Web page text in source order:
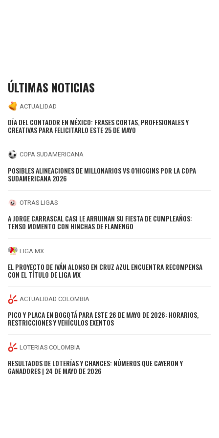
ÚLTIMAS NOTICIAS
ACTUALIDAD
DÍA DEL CONTADOR EN MÉXICO: FRASES CORTAS, PROFESIONALES Y
CREATIVAS PARA FELICITARLO ESTE 25 DE MAYO
COPA SUDAMERICANA
POSIBLES ALINEACIONES DE MILLONARIOS VS O'HIGGINS POR LA COPA
SUDAMERICANA 2026
OTRAS LIGAS
A JORGE CARRASCAL CASI LE ARRUINAN SU FIESTA DE CUMPLEAÑOS:
TENSO MOMENTO CON HINCHAS DE FLAMENGO
LIGA MX
EL PROYECTO DE IVÁN ALONSO EN CRUZ AZUL ENCUENTRA RECOMPENSA
CON EL TÍTULO DE LIGA MX
ACTUALIDAD COLOMBIA
PICO Y PLACA EN BOGOTÁ PARA ESTE 26 DE MAYO DE 2026: HORARIOS,
RESTRICCIONES Y VEHÍCULOS EXENTOS
LOTERIAS COLOMBIA
RESULTADOS DE LOTERÍAS Y CHANCES: NÚMEROS QUE CAYERON Y
GANADORES | 24 DE MAYO DE 2026